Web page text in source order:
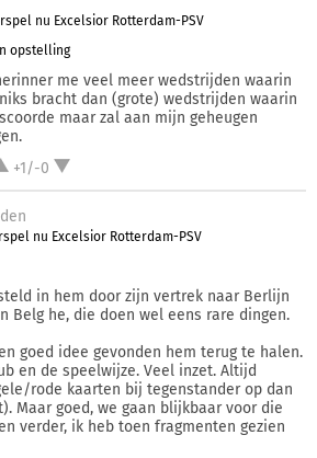
nu Excelsior Rotterdam-PSV
opstelling
me veel meer wedstrijden waarin
bracht dan (grote) wedstrijden waarin
maar zal aan mijn geheugen
+1/-0
nu Excelsior Rotterdam-PSV
in hem door zijn vertrek naar Berlijn
Belg he, die doen wel eens rare dingen.
goed idee gevonden hem terug te halen.
en de speelwijze. Veel inzet. Altijd
rode kaarten bij tegenstander op dan
Maar goed, we gaan blijkbaar voor die
verder, ik heb toen fragmenten gezien